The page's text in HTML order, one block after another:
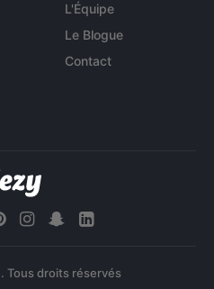
L'Équipe
Le Blogue
Contact
Tous droits réservés